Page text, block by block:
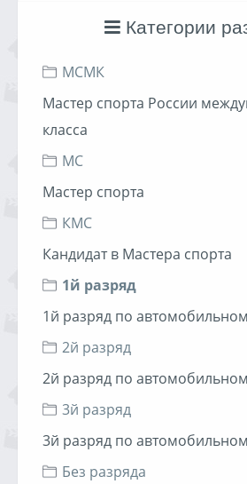
Категории
МСМК
Мастер спорта России
класса
МС
Мастер спорта
КМС
Кандидат в Мастера спорта
1й разряд
1й разряд по
2й разряд
2й разряд по
3й разряд
3й разряд по
Без разряда